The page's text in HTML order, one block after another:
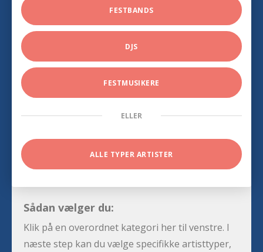
FESTBANDS
DJS
FESTMUSIKERE
ELLER
ALLE TYPER ARTISTER
Sådan vælger du:
Klik på en overordnet kategori her til venstre. I
næste step kan du vælge specifikke artisttyper,